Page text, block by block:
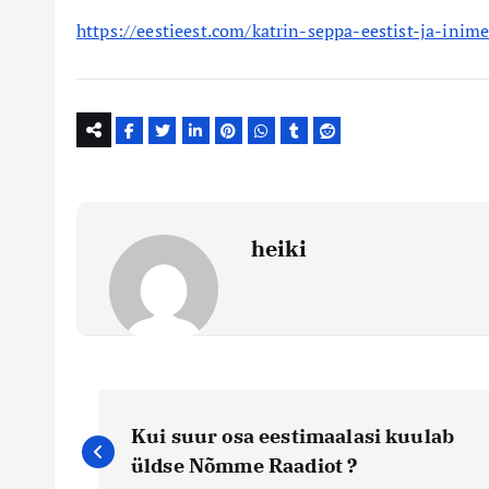
https://eestieest.com/katrin-seppa-eestist-ja-
heiki
N
Kui suur osa eestimaalasi kuulab
üldse Nõmme Raadiot ?